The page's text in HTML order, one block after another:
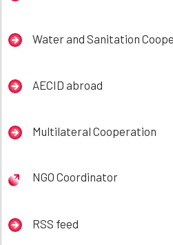
Water and Sanitation
AECID abroad
Multilateral Cooperation
NGO Coordinator
RSS feed